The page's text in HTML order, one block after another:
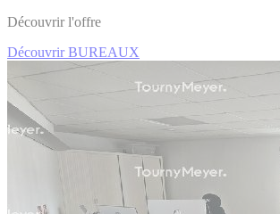
Découvrir l'offre
Découvrir BUREAUX